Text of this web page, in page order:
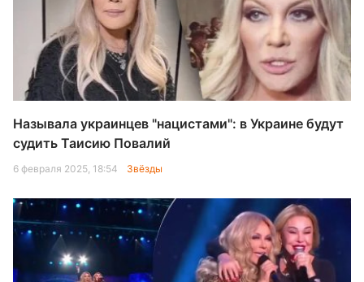
Называла украинцев "нацистами": в Украине будут
судить Таисию Повалий
6 февраля 2025, 18:54 Звёзды